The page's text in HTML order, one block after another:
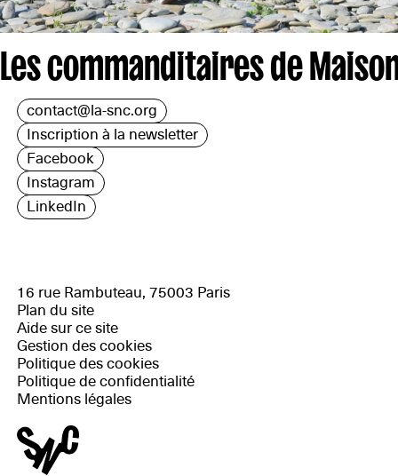
Les commanditaires de
contact@la-snc.org
Inscription à la newsletter
Facebook
Instagram
LinkedIn
16 rue Rambuteau, 75003 Paris
Plan du site
Aide sur ce site
Gestion des cookies
Politique des cookies
Politique de confidentialité
Mentions légales